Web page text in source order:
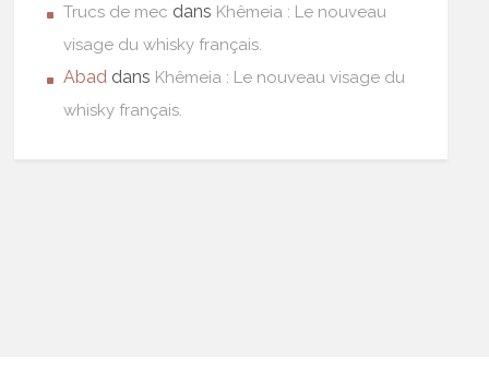
Trucs de mec dans Khêmeia : Le nouveau
visage du whisky français.
Abad dans Khêmeia : Le nouveau visage du
whisky français.